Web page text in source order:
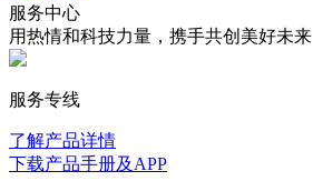
服务中心
用热情和科技力量，携手共创美好未来
服务专线
了解产品详情
下载产品手册及APP